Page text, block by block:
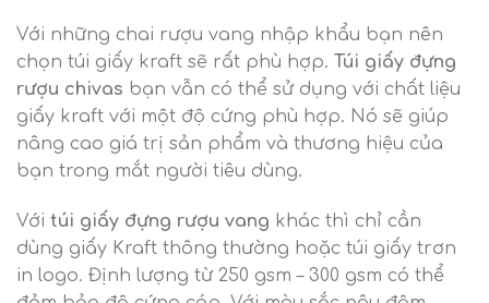
Với những chai rượu vang nhập khẩu bạn nên
chọn túi giấy kraft sẽ rất phù hợp. Túi giấy đựng
rượu chivas bạn vẫn có thể sử dụng với chất liệu
giấy kraft với một độ cứng phù hợp. Nó sẽ giúp
nâng cao giá trị sản phẩm và thương hiệu của
bạn trong mắt người tiêu dùng.
Với túi giấy đựng rượu vang khác thì chỉ cần
dùng giấy Kraft thông thường hoặc túi giấy trơn
in logo. Định lượng từ 250 gsm – 300 gsm có thể